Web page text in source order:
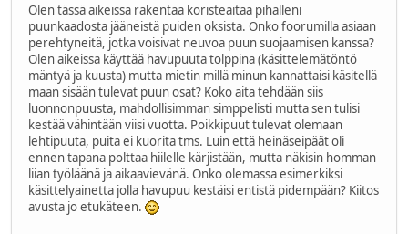
Olen tässä aikeissa rakentaa koristeaitaa pihalleni
puunkaadosta jääneistä puiden oksista. Onko foorumilla asiaan
perehtyneitä, jotka voisivat neuvoa puun suojaamisen kanssa?
Olen aikeissa käyttää havupuuta tolppina (käsittelemätöntö
mäntyä ja kuusta) mutta mietin millä minun kannattaisi käsitellä
maan sisään tulevat puun osat? Koko aita tehdään siis
luonnonpuusta, mahdollisimman simppelisti mutta sen tulisi
kestää vähintään viisi vuotta. Poikkipuut tulevat olemaan
lehtipuuta, puita ei kuorita tms. Luin että heinäseipäät oli
ennen tapana polttaa hiilelle kärjistään, mutta näkisin homman
liian työläänä ja aikaavievänä. Onko olemassa esimerkiksi
käsittelyainetta jolla havupuu kestäisi entistä pidempään? Kiitos
avusta jo etukäteen.